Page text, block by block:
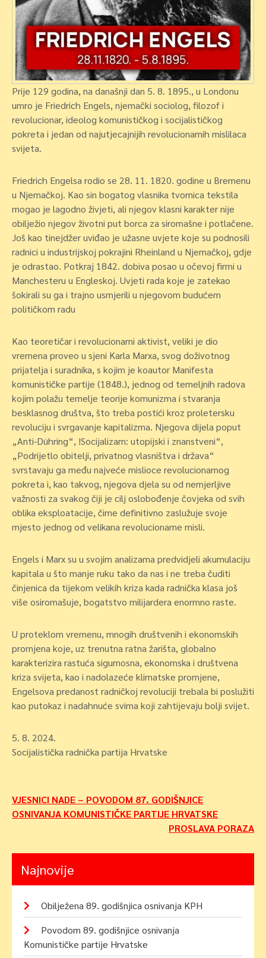
Prije 129 godina, na današnji dan 5. 8. 1895., u Londonu
umro je Friedrich Engels, njemački sociolog, filozof i
revolucionar, ideolog komunističkog i socijalističkog
pokreta i jedan od najutjecajnijih revolucionarnih mislilaca
svijeta.
Friedrich Engelsa rodio se 28. 11. 1820. godine u Bremenu
u Njemačkoj. Kao sin bogatog vlasnika tvornica tekstila
mogao je lagodno živjeti, ali njegov klasni karakter nije
obilježio njegov životni put borca za siromašne i potlačene.
Još kao tinejdžer uviđao je užasne uvjete koje su podnosili
radnici u industrijskoj pokrajini Rheinland u Njemačkoj, gdje
je odrastao. Potkraj 1842. dobiva posao u očevoj firmi u
Manchesteru u Engleskoj. Uvjeti rada koje je zatekao
šokirali su ga i trajno usmjerili u njegovom budućem
političkom radu
Kao teoretičar i revolucionarni aktivist, veliki je dio
vremena proveo u sjeni Karla Marxa, svog doživotnog
prijatelja i suradnika, s kojim je koautor Manifesta
komunističke partije (1848.), jednog od temeljnih radova
kojim polažu temelje teorije komunizma i stvaranja
besklasnog društva, što treba postići kroz proletersku
revoluciju i svrgavanje kapitalizma. Njegova dijela poput
„Anti-Dühring“, !Socijalizam: utopijski i znanstveni“,
„Podrijetlo obitelji, privatnog vlasništva i država“
svrstavaju ga među najveće mislioce revolucionarnog
pokreta i, kao takvog, njegova djela su od nemjerljive
važnosti za svakog čiji je cilj oslobođenje čovjeka od svih
oblika eksploatacije, čime definitivno zaslužuje svoje
mjesto jednog od velikana revolucionarne misli.
Engels i Marx su u svojim analizama predvidjeli akumulaciju
kapitala u što manje ruku tako da nas i ne treba čuditi
činjenica da tijekom velikih kriza kada radnička klasa još
više osiromašuje, bogatstvo milijardera enormno raste.
U proteklom vremenu, mnogih društvenih i ekonomskih
promjena koje, uz trenutna ratna žarišta, globalno
karakterizira rastuća sigurnosna, ekonomska i društvena
kriza svijeta, kao i nadolazeće klimatske promjene,
Engelsova predanost radničkoj revoluciji trebala bi poslužiti
kao putokaz i nadahnuće svima koji zahtijevaju bolji svijet.
5. 8. 2024.
Socijalistička radnička partija Hrvatske
Navigacija
objava
VJESNICI NADE – POVODOM 87. GODIŠNJICE
OSNIVANJA KOMUNISTIČKE PARTIJE HRVATSKE
PROSLAVA PORAZA
Najnovije
Obilježena 89. godišnjica osnivanja KPH
Povodom 89. godišnjice osnivanja
Komunističke partije Hrvatske